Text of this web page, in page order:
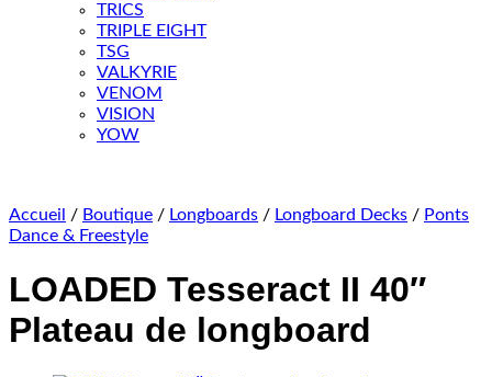
TRICS
TRIPLE EIGHT
TSG
VALKYRIE
VENOM
VISION
YOW
Accueil / Boutique / Longboards / Longboard Decks / Ponts
Dance & Freestyle
LOADED Tesseract II 40″
Plateau de longboard